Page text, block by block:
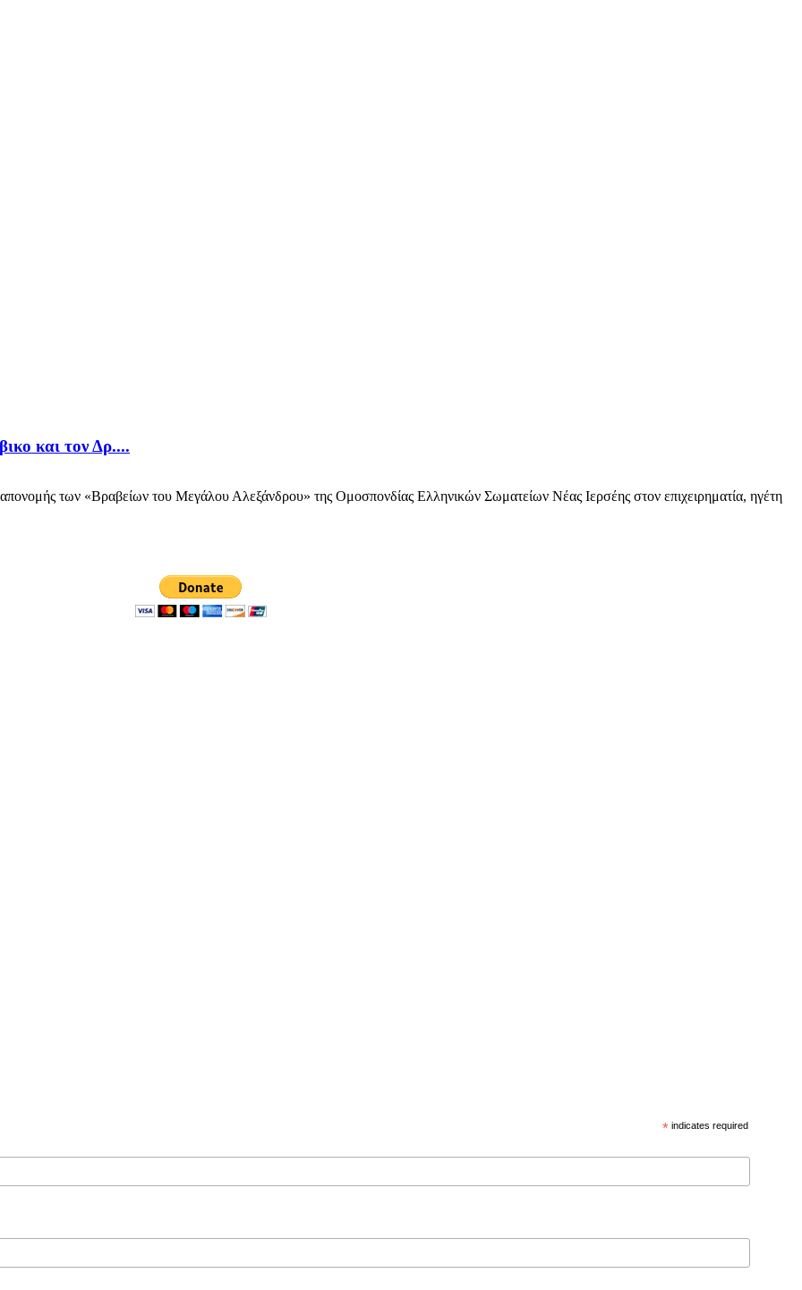
και τον Δρ....
των «Βραβείων του Μεγάλου Αλεξάνδρου» της Ομοσπονδίας Ελληνικών Σωματείων Νέας Ιερσέης στον επιχειρηματία, ηγέτη
* indicates required